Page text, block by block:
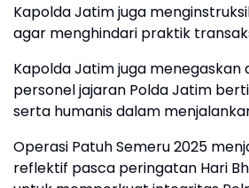
Kapolda Jatim juga
agar menghindari praktik
Kapolda Jatim juga menegaskan
personel jajaran Polda Jatim
serta humanis dalam
Operasi Patuh Semeru 2025
reflektif pasca peringatan Hari